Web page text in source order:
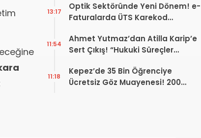
Optik Sektöründe Yeni Dönem! e-
Faturalarda ÜTS Karekod
Başlıyor
13:17
Ahmet Yutmaz’dan Atilla Karip’e
Sert Çıkış! “Hukuki Süreçler
Tek Bir Proje Var mı?”
11:54
Kepez’de 35 Bin Öğrenciye
Ücretsiz Göz Muayenesi! 200
11:18